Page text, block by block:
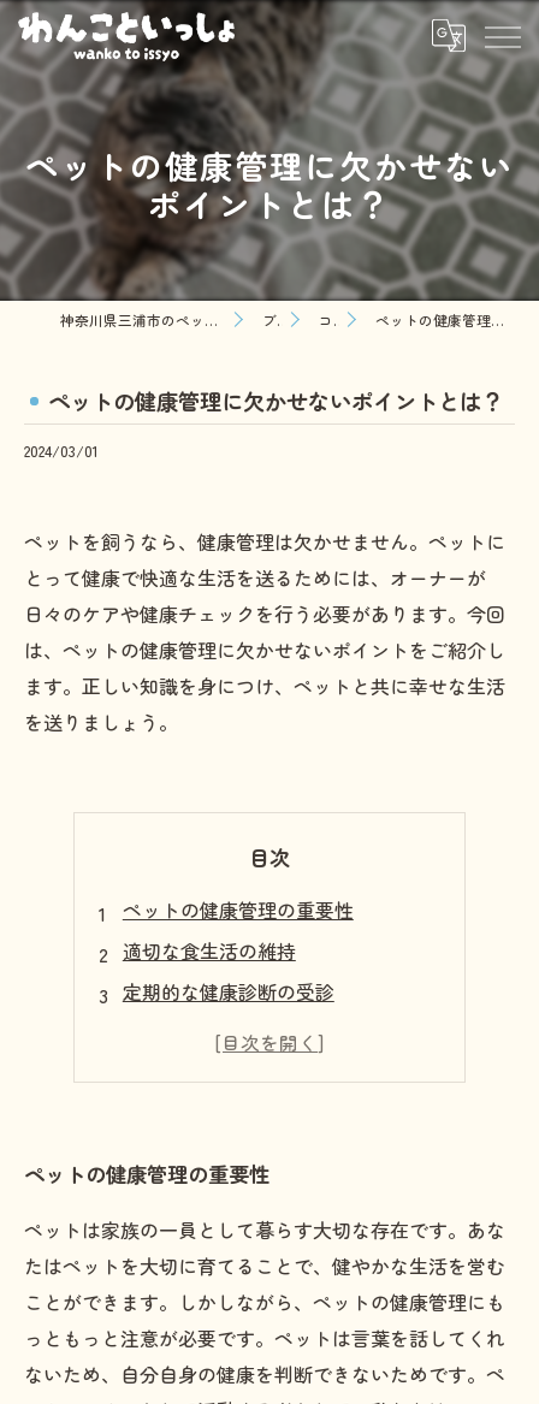
ペットの健康管理に欠かせない
ポイントとは？
神奈川県三浦市のペットシッターならわんこといっしょ ブログ コラム ペットの健康管理に欠かせないポイントとは？
ペットの健康管理に欠かせないポイントとは？
2024/03/01
ペットを飼うなら、健康管理は欠かせません。ペットに
とって健康で快適な生活を送るためには、オーナーが
日々のケアや健康チェックを行う必要があります。今回
は、ペットの健康管理に欠かせないポイントをご紹介し
ます。正しい知識を身につけ、ペットと共に幸せな生活
を送りましょう。
目次
ペットの健康管理の重要性
適切な食生活の維持
定期的な健康診断の受診
適度な運動量の確保
ペットの健康管理の重要性
ペットは家族の一員として暮らす大切な存在です。あな
たはペットを大切に育てることで、健やかな生活を営む
ことができます。しかしながら、ペットの健康管理にも
っともっと注意が必要です。ペットは言葉を話してくれ
ないため、自分自身の健康を判断できないためです。ペ